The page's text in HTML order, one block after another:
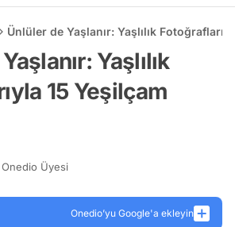
Ünlüler de Yaşlanır: Yaşlılık
Yaşlılık
15 Yeşilçam
Üyesi
Onedio’yu Google'a ekleyin